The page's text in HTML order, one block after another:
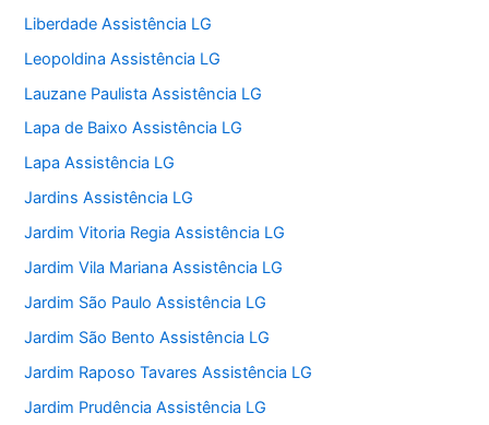
Liberdade Assistência LG
Leopoldina Assistência LG
Lauzane Paulista Assistência LG
Lapa de Baixo Assistência LG
Lapa Assistência LG
Jardins Assistência LG
Jardim Vitoria Regia Assistência LG
Jardim Vila Mariana Assistência LG
Jardim São Paulo Assistência LG
Jardim São Bento Assistência LG
Jardim Raposo Tavares Assistência LG
Jardim Prudência Assistência LG